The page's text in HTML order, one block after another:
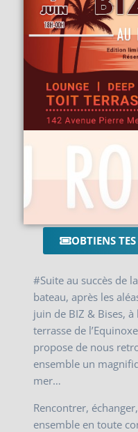
OBTIENS
#Suite au succès de
bateau, après les
juin de BIZ & Bises, à
terrasse de
propose de nous
ensemble un
mer…
Rencontrer,
ensemble en toute